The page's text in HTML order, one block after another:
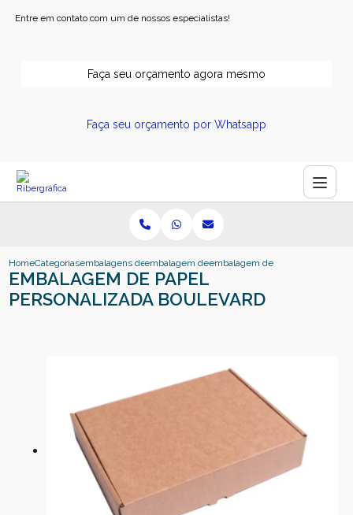
Entre em contato com um de nossos especialistas!
Faça seu orçamento agora mesmo
Faça seu orçamento por Whatsapp
HomeCategoriasembalagens de papelembalagem de papel ribeirao preto
embalagem de papel
EMBALAGEM DE PAPEL
PERSONALIZADA BOULEVARD